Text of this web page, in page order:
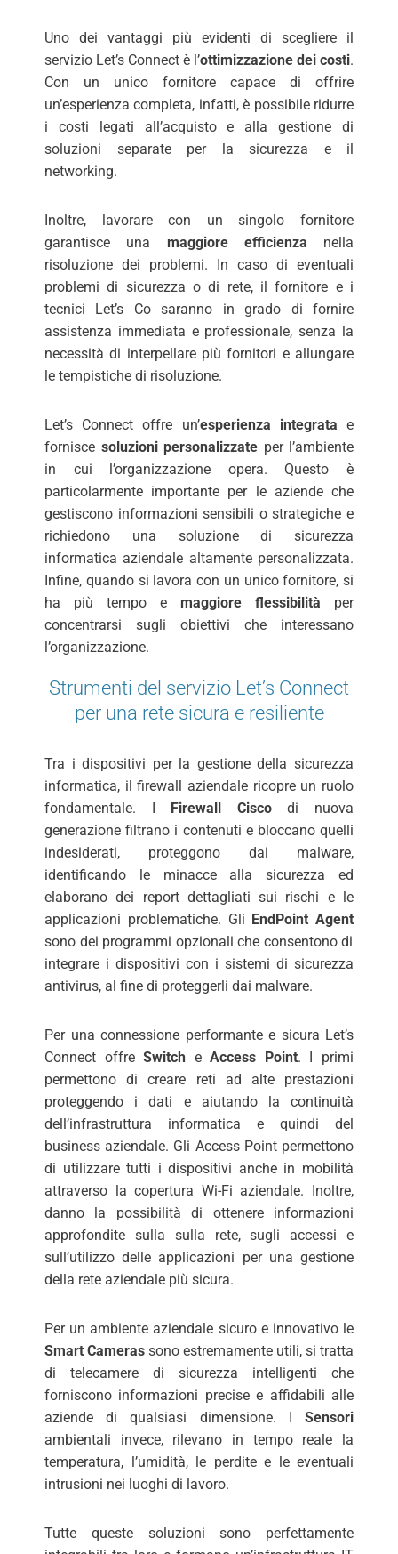
Uno dei vantaggi più evidenti di scegliere il
servizio Let’s Connect è l’ottimizzazione dei costi.
Con un unico fornitore capace di offrire
un’esperienza completa, infatti, è possibile ridurre
i costi legati all’acquisto e alla gestione di
soluzioni separate per la sicurezza e il
networking.
Inoltre, lavorare con un singolo fornitore
garantisce una maggiore efficienza nella
risoluzione dei problemi. In caso di eventuali
problemi di sicurezza o di rete, il fornitore e i
tecnici Let’s Co saranno in grado di fornire
assistenza immediata e professionale, senza la
necessità di interpellare più fornitori e allungare
le tempistiche di risoluzione.
Let’s Connect offre un’esperienza integrata e
fornisce soluzioni personalizzate per l’ambiente
in cui l’organizzazione opera. Questo è
particolarmente importante per le aziende che
gestiscono informazioni sensibili o strategiche e
richiedono una soluzione di sicurezza
informatica aziendale altamente personalizzata.
Infine, quando si lavora con un unico fornitore, si
ha più tempo e maggiore flessibilità per
concentrarsi sugli obiettivi che interessano
l’organizzazione.
Strumenti del servizio Let’s Connect
per una rete sicura e resiliente
Tra i dispositivi per la gestione della sicurezza
informatica, il firewall aziendale ricopre un ruolo
fondamentale. I
Firewall Ciscodi nuova
generazione filtrano i contenuti e bloccano quelli
indesiderati, proteggono dai malware,
identificando le minacce alla sicurezza ed
elaborano dei report dettagliati sui rischi e le
applicazioni problematiche. Gli EndPoint Agent
sono dei programmi opzionali che consentono di
integrare i dispositivi con i sistemi di sicurezza
antivirus, al fine di proteggerli dai malware.
Per una connessione performante e sicura Let’s
Connect offreSwitch eAccess Point. I primi
permettono di creare reti ad alte prestazioni
proteggendo i dati e aiutando la continuità
dell’infrastruttura informatica e quindi del
business aziendale. Gli Access Point permettono
di utilizzare tutti i dispositivi anche in mobilità
attraverso la copertura Wi-Fi aziendale. Inoltre,
danno la possibilità di ottenere informazioni
approfondite sulla sulla rete, sugli accessi e
sull’utilizzo delle applicazioni per una gestione
della rete aziendale più sicura.
Per un ambiente aziendale sicuro e innovativo le
Smart Cameras sono estremamente utili, si tratta
di telecamere di sicurezza intelligenti che
forniscono informazioni precise e affidabili alle
aziende di qualsiasi dimensione. I Sensori
ambientali invece, rilevano in tempo reale la
temperatura, l’umidità, le perdite e le eventuali
intrusioni nei luoghi di lavoro.
Tutte queste soluzioni sono perfettamente